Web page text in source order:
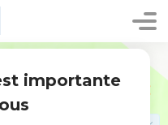
frère André, qui jetaient
des pêcheurs.
de vous des pêcheurs
le suivirent.
frères, Jacques, fils de
importante